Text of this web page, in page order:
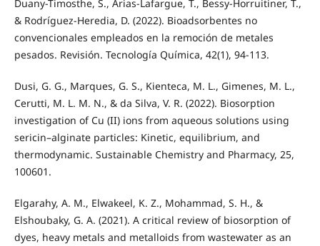
Duany-Timosthe, S., Arias-Lafargue, T., Bessy-Horruitiner, T.,
& Rodríguez-Heredia, D. (2022). Bioadsorbentes no
convencionales empleados en la remoción de metales
pesados. Revisión. Tecnología Química, 42(1), 94-113.
Dusi, G. G., Marques, G. S., Kienteca, M. L., Gimenes, M. L.,
Cerutti, M. L. M. N., & da Silva, V. R. (2022). Biosorption
investigation of Cu (II) ions from aqueous solutions using
sericin–alginate particles: Kinetic, equilibrium, and
thermodynamic. Sustainable Chemistry and Pharmacy, 25,
100601.
Elgarahy, A. M., Elwakeel, K. Z., Mohammad, S. H., &
Elshoubaky, G. A. (2021). A critical review of biosorption of
dyes, heavy metals and metalloids from wastewater as an